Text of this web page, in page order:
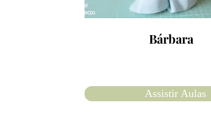
Bárbara
Assistir Aulas